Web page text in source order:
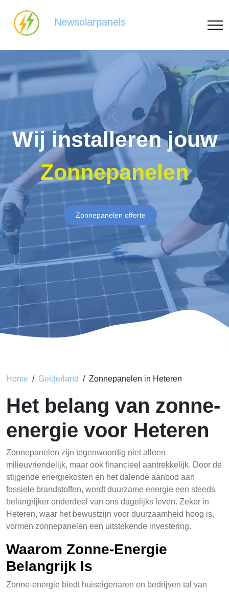
Newsolarpanels
Wij installeren jouw
Zonnepanelen
Zonnepanelen offerte
Home Gelderland Zonnepanelen in Heteren
Het belang van zonne-
energie voor Heteren
Zonnepanelen zijn tegenwoordig niet alleen
milieuvriendelijk, maar ook financieel aantrekkelijk. Door de
stijgende energiekosten en het dalende aanbod aan
fossiele brandstoffen, wordt duurzame energie een steeds
belangrijker onderdeel van ons dagelijks leven. Zeker in
Heteren, waar het bewustzijn voor duurzaamheid hoog is,
vormen zonnepanelen een uitstekende investering.
Waarom Zonne-Energie
Belangrijk Is
Zonne-energie biedt huiseigenaren en bedrijven tal van